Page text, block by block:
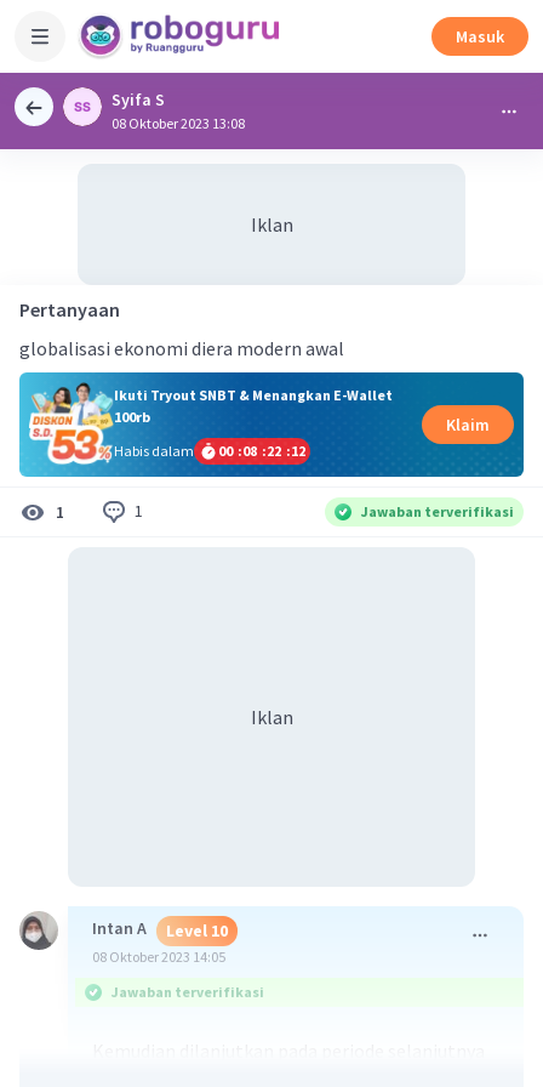
Masuk
Syifa S
08 Oktober 2023 13:08
Iklan
Pertanyaan
globalisasi ekonomi diera modern awal
Ikuti Tryout SNBT & Menangkan E-Wallet
100rb
Habis dalam
00 :08 :22 :12
Klaim
1 1 Jawaban terverifikasi
Iklan
Intan A Level 10
08 Oktober 2023 14:05
Jawaban terverifikasi